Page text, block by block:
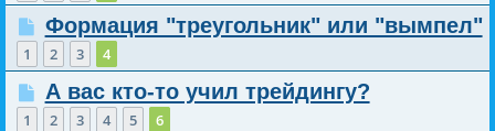
Формация "треугольник" или "вымпел"
1 2 3 4
А вас кто-то учил трейдингу?
1 2 3 4 5 6